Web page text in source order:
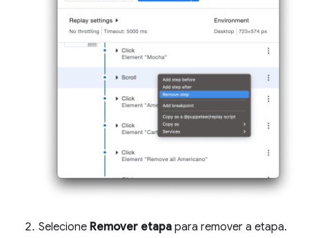
Selecione Remover etapa para remover a etapa.